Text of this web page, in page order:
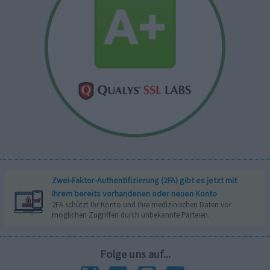
Zwei-Faktor-Authentifizierung (2FA) gibt es jetzt mit
Ihrem bereits vorhandenen oder neuen Konto
2FA schützt Ihr Konto und Ihre medizinischen Daten vor
möglichen Zugriffen durch unbekannte Parteien.
Folge uns auf...